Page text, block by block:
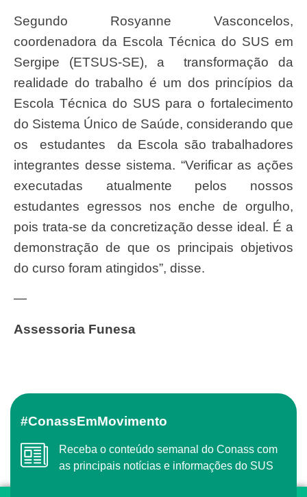
Segundo Rosyanne Vasconcelos,
coordenadora da Escola Técnica do SUS em
Sergipe (ETSUS-SE), a transformação da
realidade do trabalho é um dos princípios da
Escola Técnica do SUS para o fortalecimento
do Sistema Único de Saúde, considerando que
os estudantes da Escola são trabalhadores
integrantes desse sistema. “Verificar as ações
executadas atualmente pelos nossos
estudantes egressos nos enche de orgulho,
pois trata-se da concretização desse ideal. É a
demonstração de que os principais objetivos
do curso foram atingidos”, disse.
—
Assessoria Funesa
#ConassEmMovimento
Receba o conteúdo semanal do Conass com
as principais notícias e informações do SUS